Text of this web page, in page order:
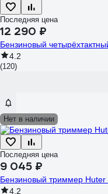
Последняя цена
12 290 ₽
Бензиновый
4.2
(120)
Нет в наличии
Последняя цена
9 045 ₽
Бензиновый триммер
4.2